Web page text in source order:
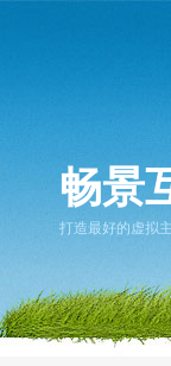
畅景
打造最好的虚拟